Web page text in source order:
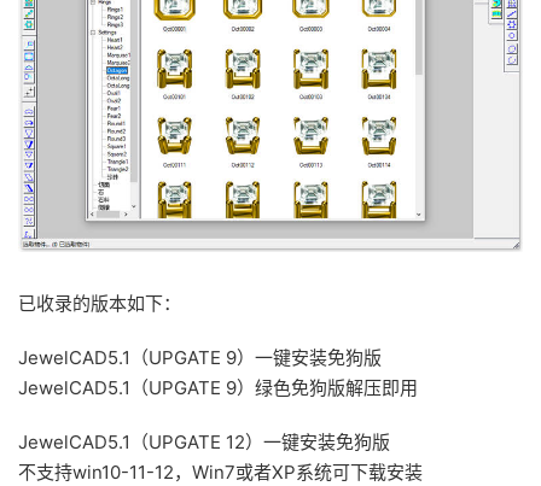
已收录的版本如下：
JewelCAD5.1（UPGATE 9）一键安装免狗版
JewelCAD5.1（UPGATE 9）绿色免狗版解压即用
JewelCAD5.1（UPGATE 12）一键安装免狗版
不支持win10-11-12，Win7或者XP系统可下载安装